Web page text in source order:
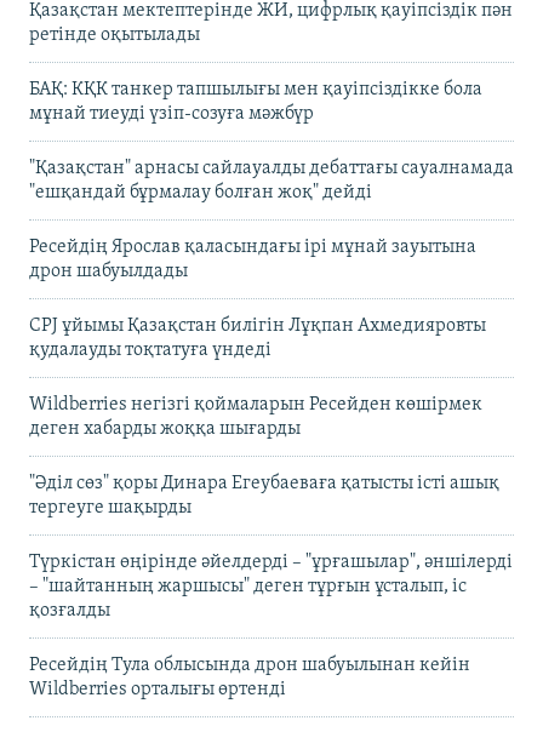
Қазақстан мектептерінде ЖИ, цифрлық қауіпсіздік пән
ретінде оқытылады
БАҚ: КҚК танкер тапшылығы мен қауіпсіздікке бола
мұнай тиеуді үзіп-созуға мәжбүр
"Қазақстан" арнасы сайлауалды дебаттағы сауалнамада
"ешқандай бұрмалау болған жоқ" дейді
Ресейдің Ярослав қаласындағы ірі мұнай зауытына
дрон шабуылдады
CPJ ұйымы Қазақстан билігін Лұқпан Ахмедияровты
қудалауды тоқтатуға үндеді
Wildberries негізгі қоймаларын Ресейден көшірмек
деген хабарды жоққа шығарды
"Әділ сөз" қоры Динара Егеубаеваға қатысты істі ашық
тергеуге шақырды
Түркістан өңірінде әйелдерді – "ұрғашылар", әншілерді
– "шайтанның жаршысы" деген тұрғын ұсталып, іс
қозғалды
Ресейдің Тула облысында дрон шабуылынан кейін
Wildberries орталығы өртенді